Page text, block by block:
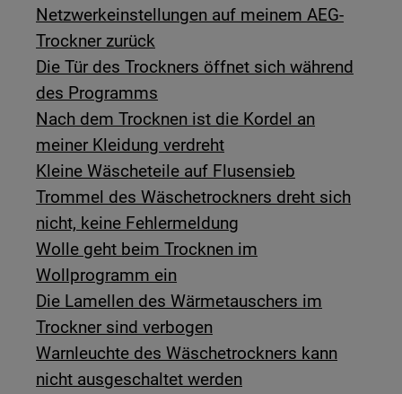
Netzwerkeinstellungen auf meinem AEG-
Trockner zurück
Die Tür des Trockners öffnet sich während
des Programms
Nach dem Trocknen ist die Kordel an
meiner Kleidung verdreht
Kleine Wäscheteile auf Flusensieb
Trommel des Wäschetrockners dreht sich
nicht, keine Fehlermeldung
Wolle geht beim Trocknen im
Wollprogramm ein
Die Lamellen des Wärmetauschers im
Trockner sind verbogen
Warnleuchte des Wäschetrockners kann
nicht ausgeschaltet werden